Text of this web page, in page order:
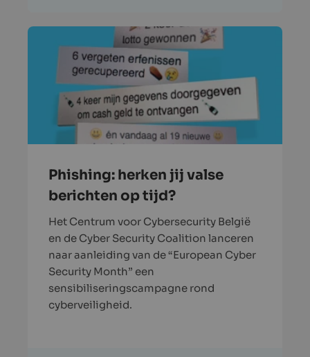
Phishing: herken jij valse
berichten op tijd?
Het Centrum voor Cybersecurity België
en de Cyber Security Coalition lanceren
naar aanleiding van de “European Cyber
Security Month” een
sensibiliseringscampagne rond
cyberveiligheid.